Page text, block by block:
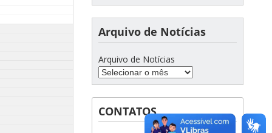
Arquivo de Notícias
Arquivo de Notícias
CONTATOS